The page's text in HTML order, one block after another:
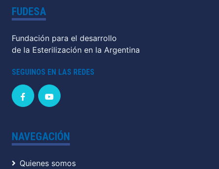
FUDESA
Fundación para el desarrollo
de la Esterilización en la Argentina
SEGUINOS EN LAS REDES
NAVEGACIÓN
Quienes somos